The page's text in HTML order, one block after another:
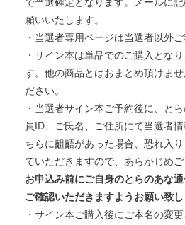
願いいたします。
・当選者専用ページは当選者以外ご
・サイン本は単品でのご購入とな
す。他の商品とはおまとめ頂けま
ださい。
・当選者サイン本ご予約後に、と
員ID、ご氏名、ご住所にて当選者
ちらに齟齬があった場合、恐れ入
ていただきますので、あらかじめご
お申込み前にご自身のとらのあな
ご確認いただきますようお願い致し
・サイン本ご購入後にご本名の変